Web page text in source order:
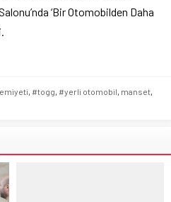
‘Bir Otomobilden Daha
, #togg, #yerli otomobil, manset,